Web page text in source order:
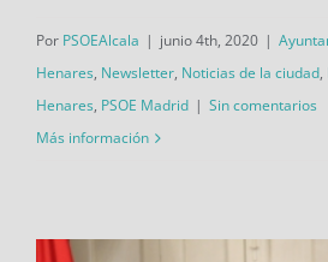
Por PSOEAlcala | junio 4th, 2020 |
Henares, Newsletter, Noticias de la ciudad,
Henares, PSOE Madrid | Sin comentarios
Más información